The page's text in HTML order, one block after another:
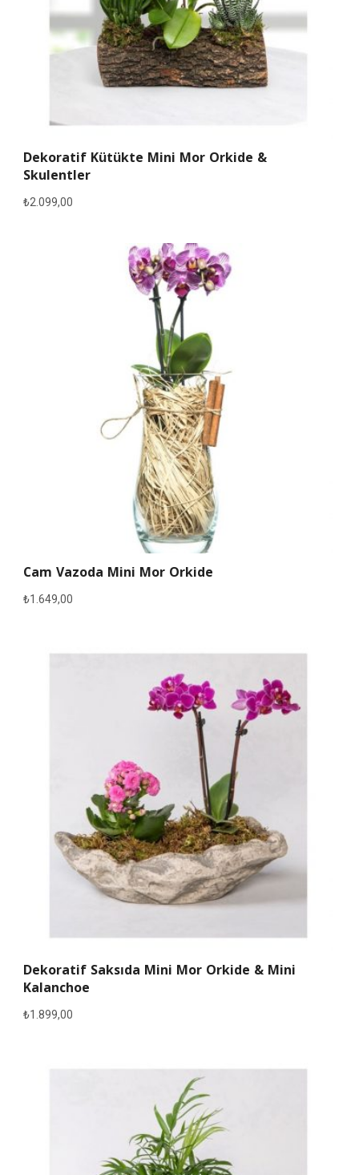
Dekoratif Kütükte Mini Mor Orkide &
Skulentler
₺2.099,00
Cam Vazoda Mini Mor Orkide
₺1.649,00
Dekoratif Saksıda Mini Mor Orkide & Mini
Kalanchoe
₺1.899,00